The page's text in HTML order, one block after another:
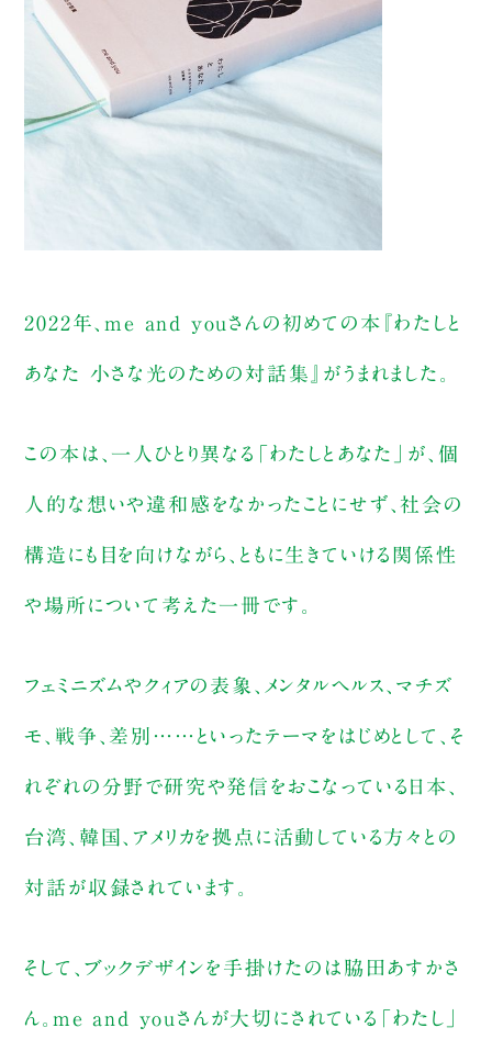
2022年、me and youさんの初めての本『わたしと
あなた 小さな光のための対話集』がうまれました。
この本は、一人ひとり異なる「わたしとあなた」が、個
人的な想いや違和感をなかったことにせず、社会の
構造にも目を向けながら、ともに生きていける関係性
や場所について考えた一冊です。
フェミニズムやクィアの表象、メンタルヘルス、マチズ
モ、戦争、差別……といったテーマをはじめとして、そ
れぞれの分野で研究や発信をおこなっている日本、
台湾、韓国、アメリカを拠点に活動している方々との
対話が収録されています。
そして、ブックデザインを手掛けたのは脇田あすかさ
ん。me and youさんが大切にされている「わたし」